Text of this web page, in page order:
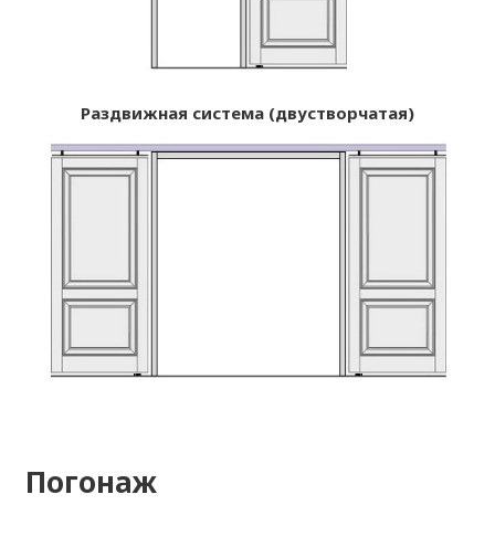
Раздвижная система (двустворчатая)
Погонаж